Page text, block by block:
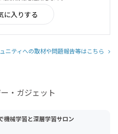
に入りする
ニティへの取材や問題報告等はこちら
・ガジェット
械学習と深層学習サロン